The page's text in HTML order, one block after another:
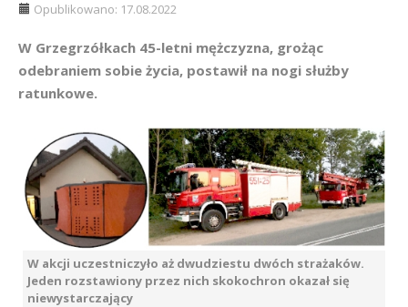
Opublikowano: 17.08.2022
W Grzegrzółkach 45-letni mężczyzna, grożąc
odebraniem sobie życia, postawił na nogi służby
ratunkowe.
W akcji uczestniczyło aż dwudziestu dwóch strażaków.
Jeden rozstawiony przez nich skokochron okazał się
niewystarczający